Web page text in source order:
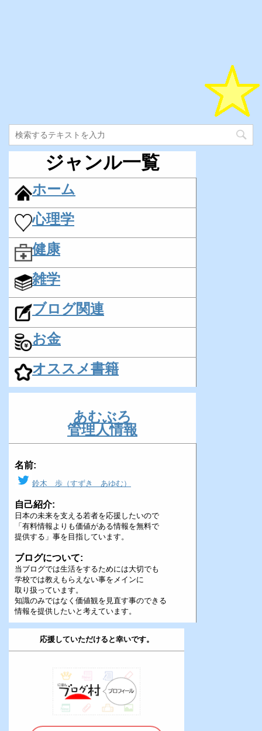
ジャンル一覧
ホーム
心理学
健康
雑学
ブログ関連
お金
オススメ書籍
あむぶろ
管理人情報
名前:
鈴木 歩（すずき あゆむ）
自己紹介:
日本の未来を支える若者を応援したいので
「有料情報よりも価値がある情報を無料で
提供する」事を目指しています。
ブログについて:
当ブログでは生活をするためには大切でも
学校では教えもらえない事をメインに
取り扱っています。
知識のみではなく価値観を見直す事のできる
情報を提供したいと考えています。
応援していただけると幸いです。